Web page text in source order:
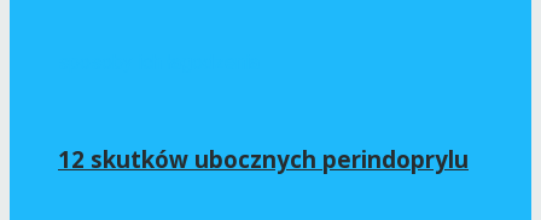
12 skutków ubocznych perindoprylu